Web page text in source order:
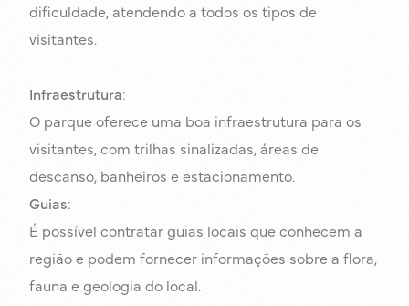
dificuldade, atendendo a todos os tipos de
visitantes.
Infraestrutura:
O parque oferece uma boa infraestrutura para os
visitantes, com trilhas sinalizadas, áreas de
descanso, banheiros e estacionamento.
Guias:
É possível contratar guias locais que conhecem a
região e podem fornecer informações sobre a flora,
fauna e geologia do local.